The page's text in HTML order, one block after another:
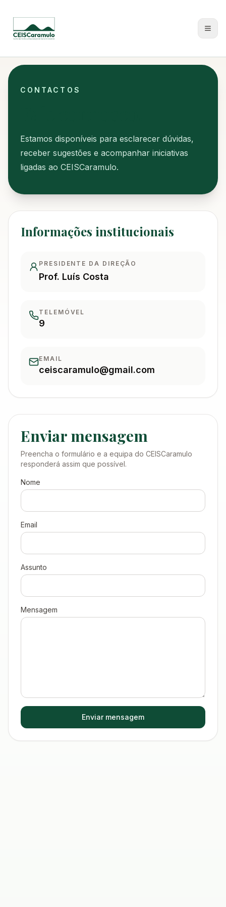
Escola dos Nossos Avós
Biblioteca JRS
Oficinas de formação
CONTACTOS
Estamos disponíveis para esclarecer dúvidas,
receber sugestões e acompanhar iniciativas
ligadas ao CEISCaramulo.
Informações institucionais
PRESIDENTE DA DIREÇÃO
Prof. Luís Costa
TELEMÓVEL
9
EMAIL
ceiscaramulo@gmail.com
Enviar mensagem
Preencha o formulário e a equipa do CEISCaramulo
responderá assim que possível.
Nome
Email
Assunto
Mensagem
Enviar mensagem